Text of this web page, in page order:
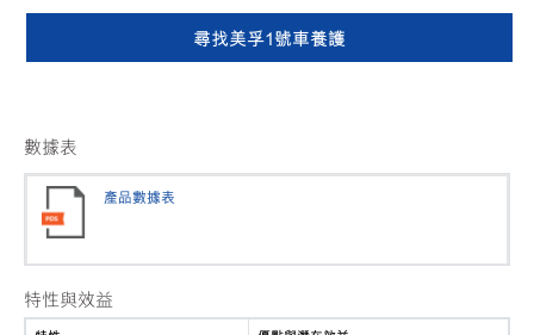
尋找美孚1號車養護
數據表
產品數據表
特性與效益